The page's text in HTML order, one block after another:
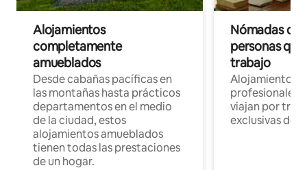
Alojamientos
completamente
amueblados
Desde cabañas pacíficas en
las montañas hasta prácticos
departamentos en el medio
de la ciudad, estos
alojamientos amueblados
tienen todas las prestaciones
de un hogar.
Nómadas
personas
trabajo
Alojamientos
profesionales
viajan por
exclusivas de